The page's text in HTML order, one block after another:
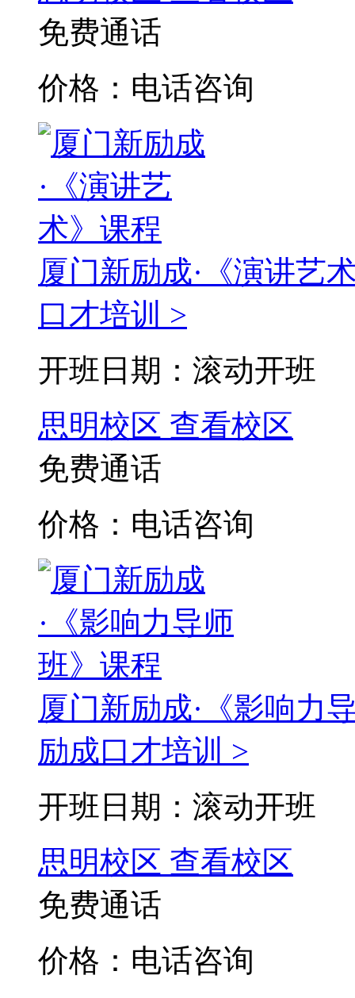
免费通话
价格：电话咨询
厦门新励成·《演讲艺
口才培训 >
开班日期：滚动开班
思明校区 查看校区
免费通话
价格：电话咨询
厦门新励成·《影响力
励成口才培训 >
开班日期：滚动开班
思明校区 查看校区
免费通话
价格：电话咨询